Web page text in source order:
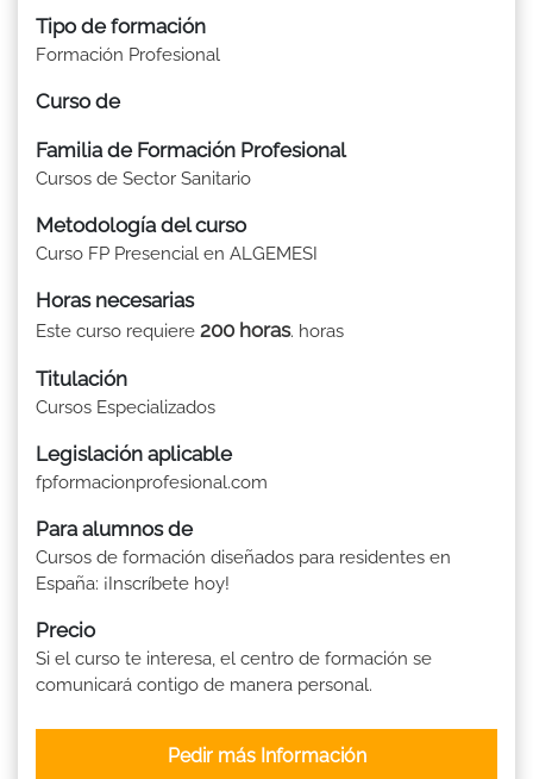
Tipo de formación
Formación Profesional
Curso de
Familia de Formación Profesional
Cursos de Sector Sanitario
Metodología del curso
Curso FP Presencial en ALGEMESI
Horas necesarias
Este curso requiere 200 horas. horas
Titulación
Cursos Especializados
Legislación aplicable
fpformacionprofesional.com
Para alumnos de
Cursos de formación diseñados para residentes en
España: ¡Inscríbete hoy!
Precio
Si el curso te interesa, el centro de formación se
comunicará contigo de manera personal.
Pedir más Información